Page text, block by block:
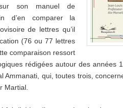
son manuel de
d’en comparer la
de lettres qu’il
(76 ou 77 lettres
comparaison ressort
rédigées autour des années
Ammanati, qui, toutes trois,
Martial.